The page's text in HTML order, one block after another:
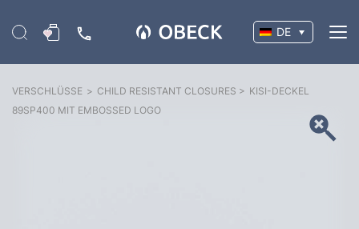
DE
VERSCHLÜSSE > CHILD RESISTANT CLOSURES > KISI-DECKEL
89SP400 MIT EMBOSSED LOGO